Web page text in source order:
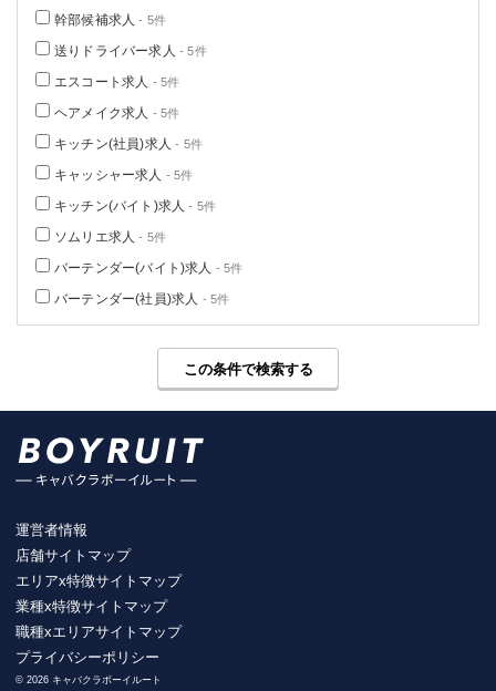
幹部候補求人 - 5件
送りドライバー求人 - 5件
エスコート求人 - 5件
ヘアメイク求人 - 5件
キッチン(社員)求人 - 5件
キャッシャー求人 - 5件
キッチン(バイト)求人 - 5件
ソムリエ求人 - 5件
バーテンダー(バイト)求人 - 5件
バーテンダー(社員)求人 - 5件
この条件で検索する
運営者情報
店舗サイトマップ
エリアx特徴サイトマップ
業種x特徴サイトマップ
職種xエリアサイトマップ
プライバシーポリシー
© 2026 キャバクラボーイルート